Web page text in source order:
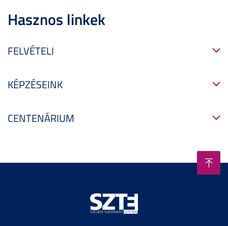
Hasznos linkek
FELVÉTELI
KÉPZÉSEINK
CENTENÁRIUM